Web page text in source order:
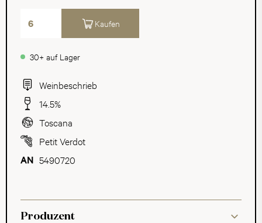
Weinbeschrieb
14.5%
Toscana
Petit Verdot
5490720
30+ auf Lager
Kaufen
Produzent